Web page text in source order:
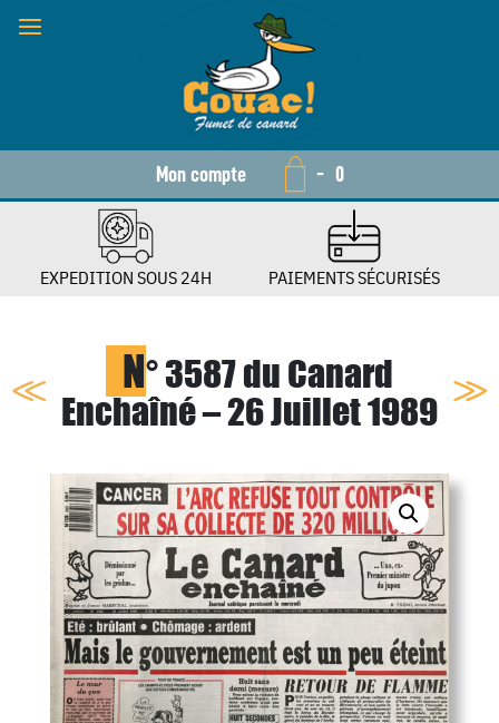
Mon compte - 0
EXPEDITION SOUS 24H PAIEMENTS SÉCURISÉS
N° 3587 du Canard
Enchaîné – 26 Juillet 1989